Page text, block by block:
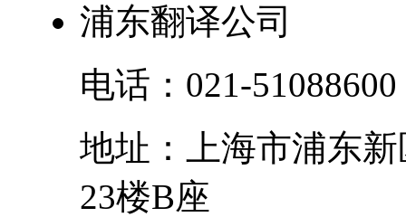
浦东翻译公司
电话： 021-51088600
地址：
上海市浦东新
23楼B座